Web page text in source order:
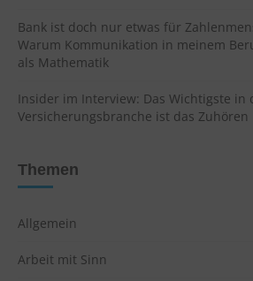
Bank ist doch nur etwas für
Warum Kommunikation in meinem
als Mathematik
Insider im Interview: Das Wichtigste in
Versicherungsbranche ist das Zuhören
Themen
Allgemein
Arbeit mit Sinn